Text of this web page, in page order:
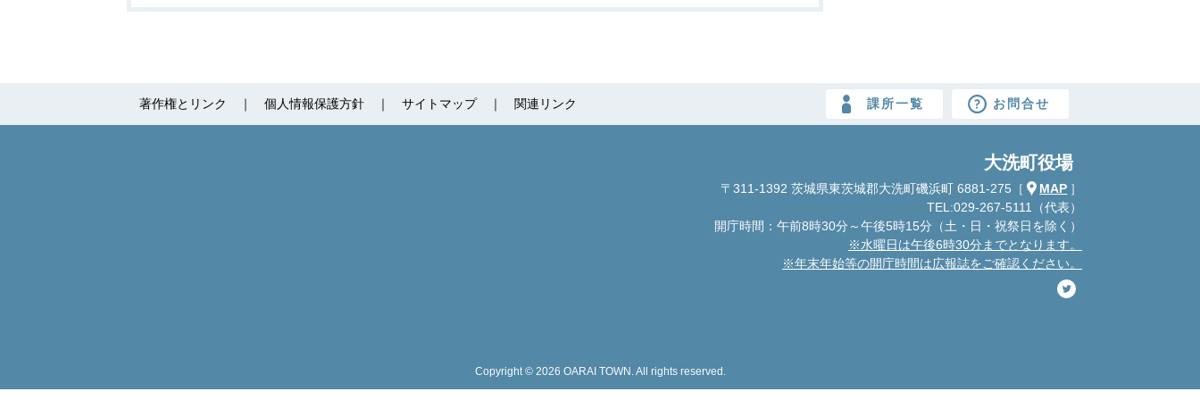
著作権とリンク 個人情報保護方針 サイトマップ 関連リンク 課所一覧 お問合せ
大洗町役場
〒311-1392 茨城県東茨城郡大洗町磯浜町 6881-275 ［ MAP ］
TEL:029-267-5111（代表）
開庁時間：午前8時30分～午後5時15分 （土・日・祝祭日を除く）
※水曜日は午後6時30分までとなります。
※年末年始等の開庁時間は広報誌をご確認ください。
Copyright © 2026 OARAI TOWN. All rights reserved.